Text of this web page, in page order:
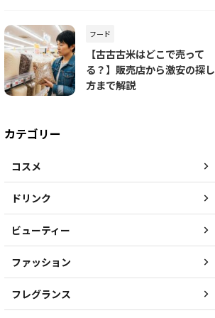
フード
【古古古米はどこで売って
る？】販売店から激安の探し
方まで解説
カテゴリー
コスメ
ドリンク
ビューティー
ファッション
フレグランス